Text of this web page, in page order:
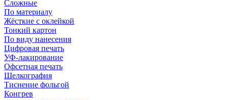
Сложные
По материалу
Жёсткие с оклейкой
Тонкий картон
По виду нанесения
Цифровая печать
УФ-лакирование
Офсетная печать
Шелкография
Тиснение фольгой
Конгрев